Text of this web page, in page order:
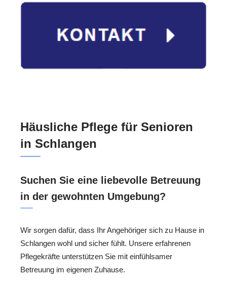
Häusliche Pflege für Senioren
in Schlangen
Suchen Sie eine liebevolle Betreuung
in der gewohnten Umgebung?
Wir sorgen dafür, dass Ihr Angehöriger sich zu Hause in
Schlangen wohl und sicher fühlt. Unsere erfahrenen
Pflegekräfte unterstützen Sie mit einfühlsamer
Betreuung im eigenen Zuhause.